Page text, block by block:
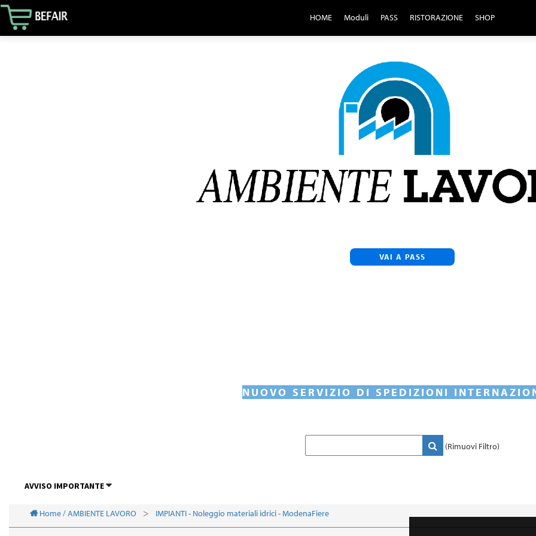
HOME Moduli PASS RISTORAZIONE SHOP
VAI A PASS
NUOVO SERVIZIO DI SPEDIZIONI
(Rimuovi Filtro)
AVVISO IMPORTANTE
Home / AMBIENTE LAVORO IMPIANTI - Noleggio materiali idrici - ModenaFiere